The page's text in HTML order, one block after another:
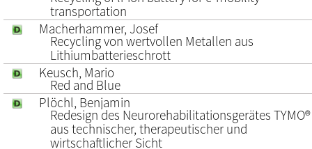
transportation
Macherhammer, Josef
Recycling von wertvollen Metallen aus
Lithiumbatterieschrott
Keusch, Mario
Red and Blue
Plöchl, Benjamin
Redesign des Neurorehabilitationsgerätes TYMO®
aus technischer, therapeutischer und
wirtschaftlicher Sicht